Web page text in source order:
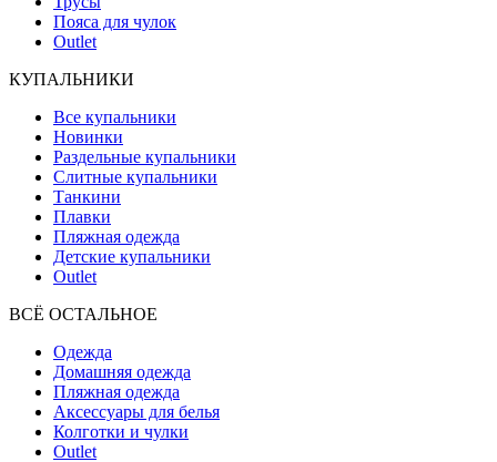
Пояса для чулок
Outlet
КУПАЛЬНИКИ
Все купальники
Новинки
Раздельные купальники
Слитные купальники
Танкини
Плавки
Пляжная одежда
Детские купальники
Outlet
ВCЁ ОСТАЛЬНОЕ
Одежда
Домашняя одежда
Пляжная одежда
Аксессуары для белья
Колготки и чулки
Outlet